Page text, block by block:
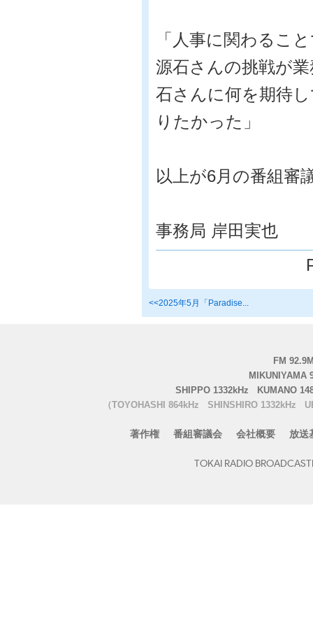
「人事に関わるこ
源石さんの挑戦が
石さんに何を期待
りたかった」
以上が6月の番組審
事務局 岸田実也
<<2025年5月「Paradise...
FM
MIKUNIYAMA
SHIPPO 1332kHz
KUMANO
（TOYOHASHI 864kHz
SHINSHIRO 1332kHz
著作権 番組審議会 会社概要 放送
TOKAI RADIO